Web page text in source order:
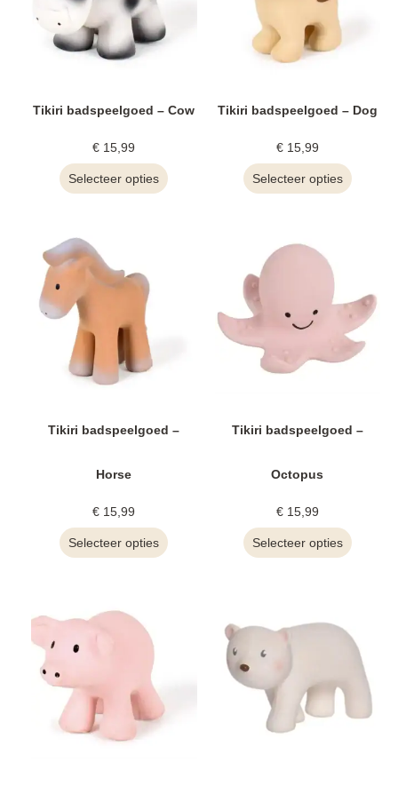
Tikiri badspeelgoed – Cow
€ 15,99
Selecteer opties
Tikiri badspeelgoed – Dog
€15,99
Selecteer opties
Tikiri badspeelgoed –
Horse
€ 15,99
Selecteer opties
Tikiri badspeelgoed –
Octopus
€15,99
Selecteer opties